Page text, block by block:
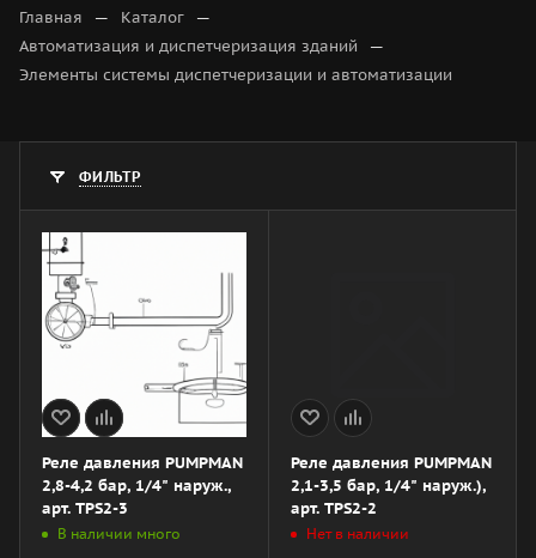
Главная — Каталог —
Автоматизация и диспетчеризация зданий —
Элементы системы диспетчеризации и автоматизации
ФИЛЬТР
Реле давления PUMPMAN
2,8-4,2 бар, 1/4" наруж.,
арт. TPS2-3
В наличии много
Реле давления PUMPMAN
2,1-3,5 бар, 1/4" наруж.),
арт. TPS2-2
Нет в наличии